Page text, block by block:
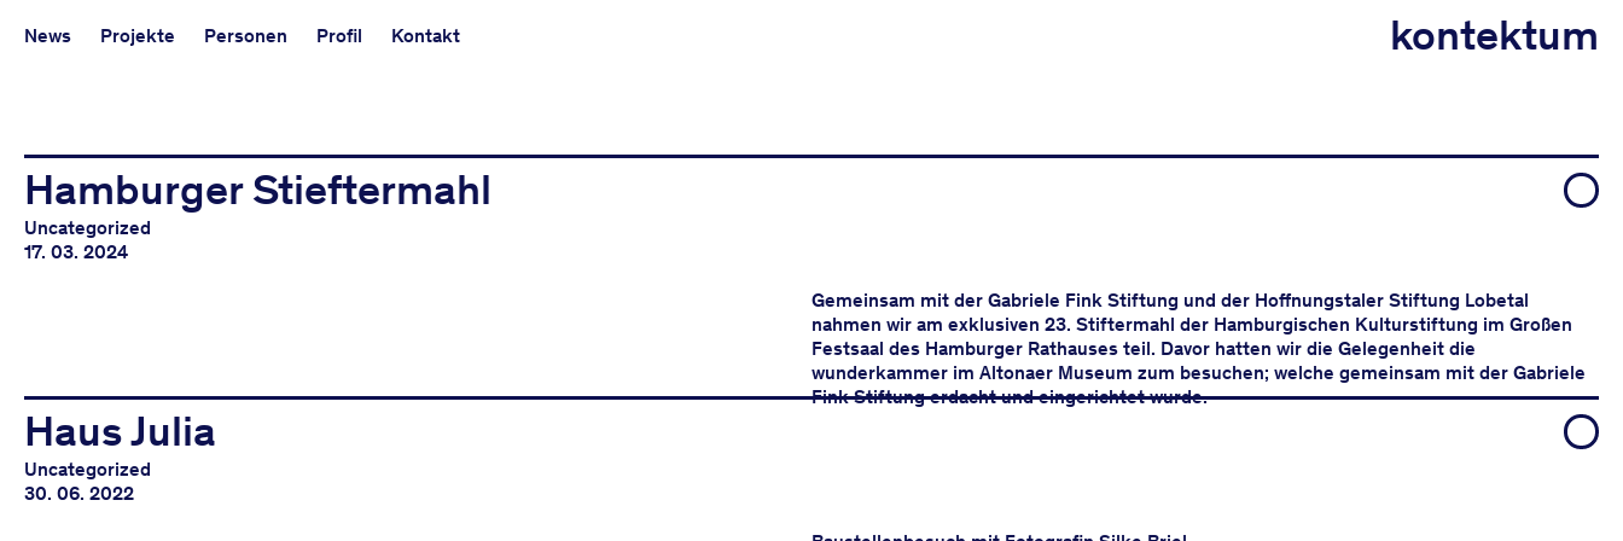
architektur
News Projekte Personen Profil Kontakt kontektum
Hamburger Stieftermahl
Uncategorized
17. 03. 2024
Gemeinsam mit der Gabriele Fink Stiftung und der Hoffnungstaler Stiftung Lobetal
nahmen wir am exklusiven 23. Stiftermahl der Hamburgischen Kulturstiftung im Großen
Festsaal des Hamburger Rathauses teil. Davor hatten wir die Gelegenheit die
wunderkammer im Altonaer Museum zum besuchen; welche gemeinsam mit der Gabriele
Fink Stiftung erdacht und eingerichtet wurde.
Haus Julia
Uncategorized
30. 06. 2022